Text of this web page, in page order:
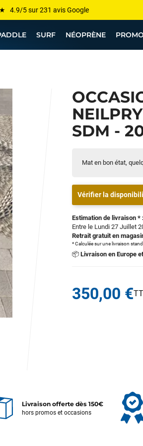
marques sont chez Funway
75% de remise sur le windsurf, wingfoil, etc...
prix garanti — Moins cher ailleurs ? On
SURF NÉOPRÈNE
SDM -
Mat en bon état,
Vérifier la
Estimation de livraison *
Entre le Lundi 27 Juillet
Retrait gratuit en
* Calculée sur une livraison
📦 Livraison en Europe
350,00 €
Livraison offerte dès 150€
hors promos et occasions